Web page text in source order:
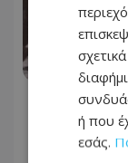
Η
62
ή που
εσάς.